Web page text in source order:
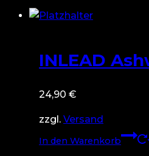
INLEAD
24,90 €
zzgl. Versand
In den Warenkorb